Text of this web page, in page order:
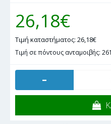
26,18€
Τιμή καταστήματος: 26,18€
Τιμή σε πόντους ανταμοιβής:
-